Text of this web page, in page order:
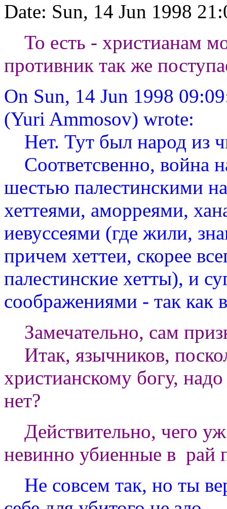
Date: Sun, 14 Jun 1998
То есть - христианам
противник так же
On Sun, 14 Jun 1998
(Yuri Ammosov) wrote:
Нет. Тут был народ из
Соответсвенно, война
шестью палестинскими
хеттеями, аморреями,
иевуссеями (где жили,
причем хеттеи, скорее
палестинские хетты), и
соображениями - так как
Замечательно, сам
Итак, язычников,
христианскому богу,
нет?
Действительно, чего
невинно убиенные в рай
Не совсем так, но ты